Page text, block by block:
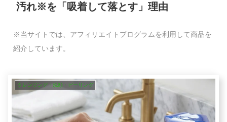
汚れ※を「吸着して落とす」理由
※当サイトでは、アフィリエイトプログラムを利用して商品を
紹介しています。
クレンジング・洗顔・ピーリング